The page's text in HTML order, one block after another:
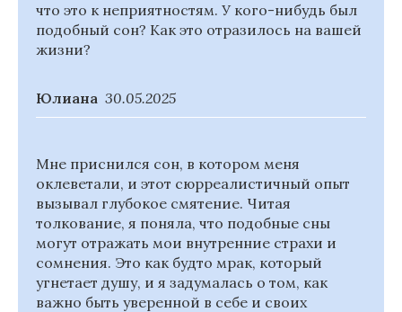
что это к неприятностям. У кого-нибудь был
подобный сон? Как это отразилось на вашей
жизни?
Юлиана 30.05.2025
Мне приснился сон, в котором меня
оклеветали, и этот сюрреалистичный опыт
вызывал глубокое смятение. Читая
толкование, я поняла, что подобные сны
могут отражать мои внутренние страхи и
сомнения. Это как будто мрак, который
угнетает душу, и я задумалась о том, как
важно быть уверенной в себе и своих